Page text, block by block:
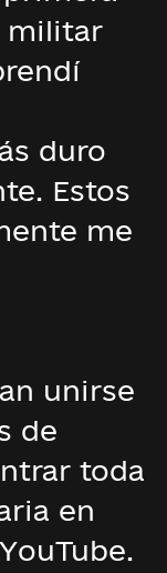
militar
duro
Estos
me
unirse
de
toda
en